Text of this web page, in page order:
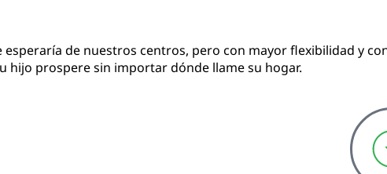
de nuestros centros, pero con mayor flexibilidad y
hijo prospere sin importar dónde llame su hogar.